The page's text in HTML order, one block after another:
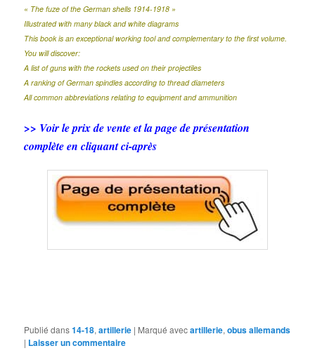
« The fuze of the German shells 1914-1918 »
Illustrated with many black and white diagrams
This book is an exceptional working tool and complementary to the first volume.
You will discover:
A list of guns with the rockets used on their projectiles
A ranking of German spindles according to thread diameters
All common abbreviations relating to equipment and ammunition
>> Voir le prix de vente et la page de présentation
complète en cliquant ci-après
Publié dans14-18,artillerie | Marqué avecartillerie,obus allemands
| Laisser un commentaire